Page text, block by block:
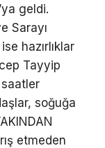
geldi.
Sarayı
hazırlıklar
Tayyip
saatler
soğuğa
etmeden